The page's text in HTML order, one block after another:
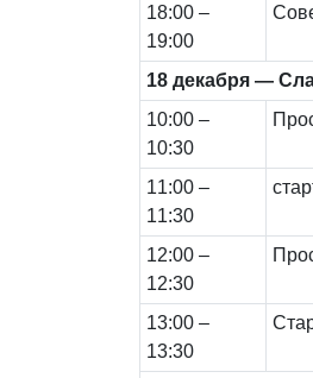
18:00 –
19:00
18 декабря —
10:00 –
10:30
11:00 –
11:30
12:00 –
12:30
13:00 –
13:30